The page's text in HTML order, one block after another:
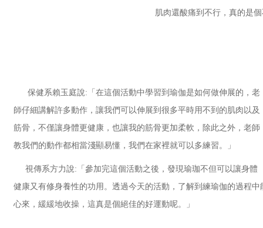
肌肉還酸痛到不行，真的是
保健系賴玉庭說:「在這個活動中學習到瑜伽是如何做伸展的，老
師仔細講解許多動作，讓我們可以伸展到很多平時用不到的肌肉以及
筋骨，不僅讓身體更健康，也讓我的筋骨更加柔軟，除此之外，老師
教我們的動作都相當淺顯易懂，我們在家裡就可以多練習。」
視傳系方力說:「參加完這個活動之後，發現瑜珈不但可以讓身體
健康又有修身養性的功用。透過今天的活動，了解到練瑜伽的過程
心來，緩緩地收操，這真是個絕佳的好運動呢。」